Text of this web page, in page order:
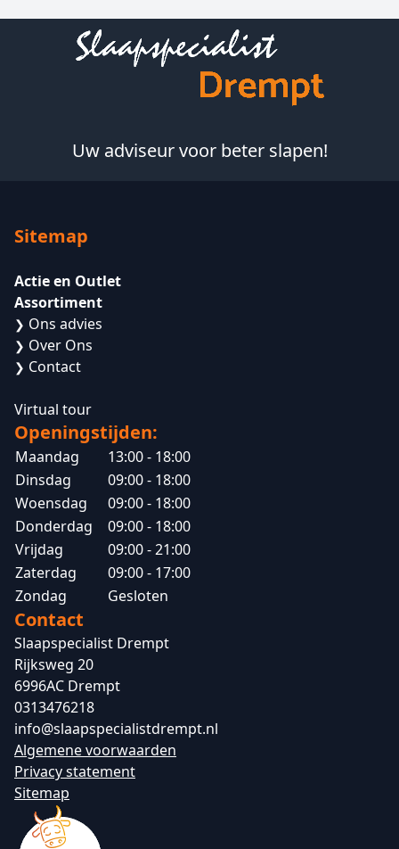
Uw adviseur voor beter slapen!
Sitemap
Actie en Outlet
Assortiment
❯ Ons advies
❯ Over Ons
❯ Contact
Virtual tour
Openingstijden:
Maandag
13:00 - 18:00
Dinsdag
09:00 - 18:00
Woensdag
09:00 - 18:00
Donderdag
09:00 - 18:00
Vrijdag
09:00 - 21:00
Zaterdag
09:00 - 17:00
Zondag
Gesloten
Contact
Slaapspecialist Drempt
Rijksweg 20
6996AC Drempt
0313476218
info@slaapspecialistdrempt.nl
Algemene voorwaarden
Privacy statement
Sitemap